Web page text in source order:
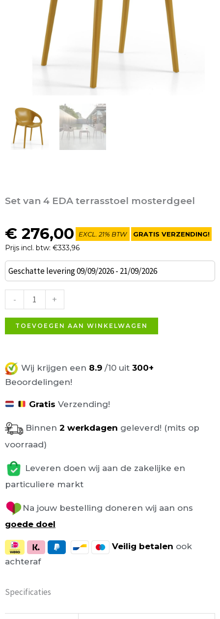
Set van 4 EDA terrasstoel mosterdgeel
€ 276,00
Prijs incl. btw: €333,96
EXCL. 21% BTW GRATIS VERZENDING!
Geschatte levering 09/09/2026 - 21/09/2026
-
Set
van
EDA
terrasstoel
mosterdgeel
+
TOEVOEGEN AAN WINKELWAGEN
Wij krijgen een 8.9 /10 uit 300+
Beoordelingen!
Gratis Verzending!
Binnen 2 werkdagen geleverd! (mits op
voorraad)
Leveren doen wij aan de zakelijke en
particuliere markt
Na jouw bestelling doneren wij aan ons
goede doel
Veilig betalen ook
achteraf
Specificaties